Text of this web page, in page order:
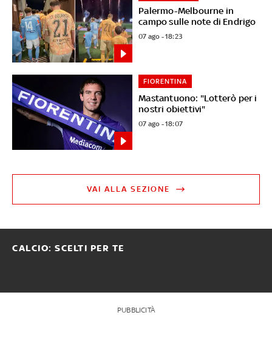
Palermo-Melbourne in
campo sulle note di Endrigo
07 ago - 18:23
Mastantuono: "Lotterò per i
nostri obiettivi"
FIORENTINA
07 ago - 18:07
VAI ALLA SEZIONE
CALCIO: SCELTI PER TE
PUBBLICITÀ